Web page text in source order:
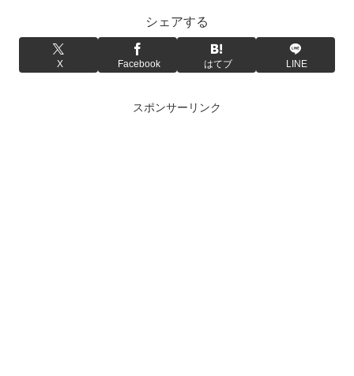
シェアする
X Facebook はてブ LINE
スポンサーリンク